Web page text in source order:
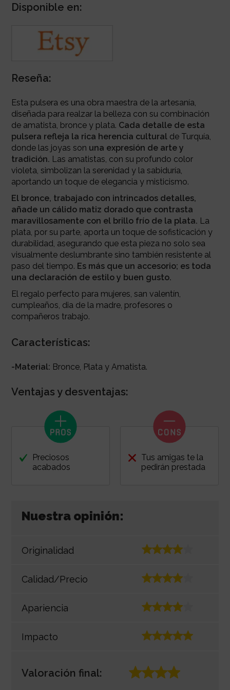
Disponible en:
Reseña:
Esta pulsera es una obra maestra de la artesanía,
diseñada para realzar la belleza con su combinación
de amatista, bronce y plata. Cada detalle de esta
pulsera refleja la rica herencia culturalde Turquía,
donde las joyas son una expresión de arte y
tradición. Las amatistas, con su profundo color
violeta, simbolizan la serenidad y la sabiduría,
aportando un toque de elegancia y misticismo.
El bronce, trabajado con intrincados detalles,
añade un cálido matiz dorado que contrasta
maravillosamente con el brillo frío de la plata. La
plata, por su parte, aporta un toque de sofisticación y
durabilidad, asegurando que esta pieza no solo sea
visualmente deslumbrante sino también resistente al
paso del tiempo. Es más que un accesorio; es toda
una declaración de estilo y buen gusto.
El regalo perfecto para mujeres, san valentín,
cumpleaños, dia de la madre, profesores o
compañeros trabajo.
Características:
-Material: Bronce, Plata y Amatista.
Ventajas y desventajas:
Preciosos
acabados
Tus amigas te la
pedirán prestada
Nuestra opinión:
Originalidad
Calidad/Precio
Apariencia
Impacto
Valoración final: